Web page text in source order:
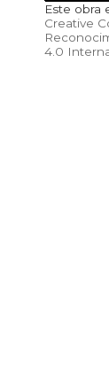
Este obra
Creative
4.0